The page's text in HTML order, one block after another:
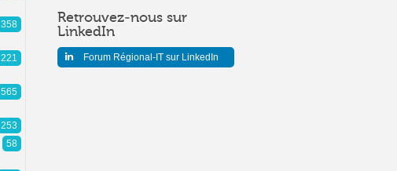
Retrouvez-nous sur
LinkedIn
Forum Régional-IT sur LinkedIn
358
221
565
253
58